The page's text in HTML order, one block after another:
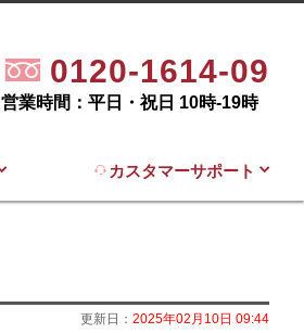
0120-1614-09
営業時間：平日・祝日 10時-19時
カスタマーサポート
更新日： 2025年02月10日 09:44